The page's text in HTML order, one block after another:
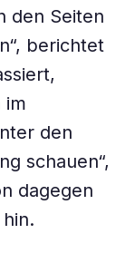
den Seiten
berichtet
im
den
schauen“,
dagegen